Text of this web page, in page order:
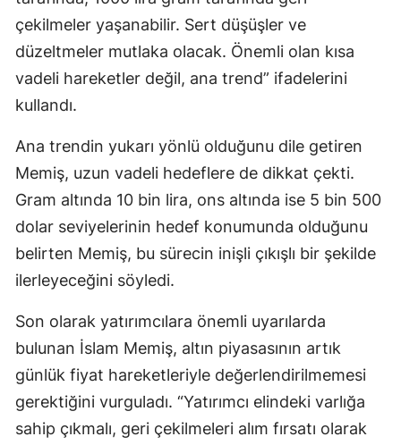
çekilmeler yaşanabilir. Sert düşüşler ve
düzeltmeler mutlaka olacak. Önemli olan kısa
vadeli hareketler değil, ana trend” ifadelerini
kullandı.
Ana trendin yukarı yönlü olduğunu dile getiren
Memiş, uzun vadeli hedeflere de dikkat çekti.
Gram altında 10 bin lira, ons altında ise 5 bin 500
dolar seviyelerinin hedef konumunda olduğunu
belirten Memiş, bu sürecin inişli çıkışlı bir şekilde
ilerleyeceğini söyledi.
Son olarak yatırımcılara önemli uyarılarda
bulunan İslam Memiş, altın piyasasının artık
günlük fiyat hareketleriyle değerlendirilmemesi
gerektiğini vurguladı. “Yatırımcı elindeki varlığa
sahip çıkmalı, geri çekilmeleri alım fırsatı olarak